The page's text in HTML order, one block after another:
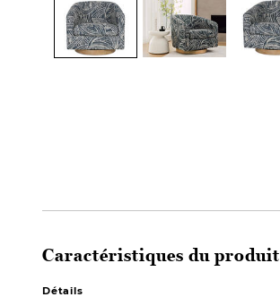
Caractéristiques du produit
Détails